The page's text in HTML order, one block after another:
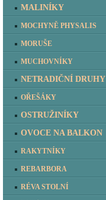
MALINÍKY
MOCHYNĚ PHYSALIS
MORUŠE
MUCHOVNÍKY
NETRADIČNÍ DRUHY
OŘEŠÁKY
OSTRUŽINÍKY
OVOCE NA BALKON
RAKYTNÍKY
REBARBORA
RÉVA STOLNÍ